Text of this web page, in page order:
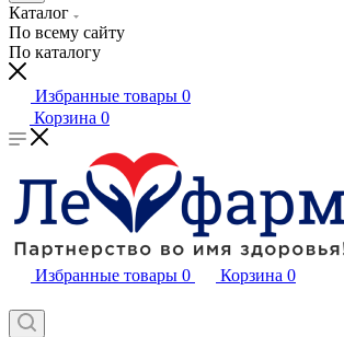
Каталог
По всему сайту
По каталогу
Избранные товары 0
Корзина 0
Избранные товары 0 Корзина 0